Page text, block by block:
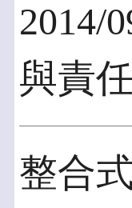
2014/
與責
整合